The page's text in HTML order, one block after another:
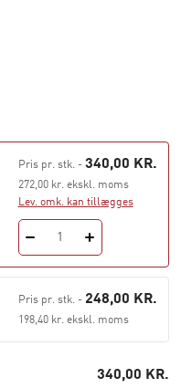
antagelser.
på Aarhus Universitet
etik og etiske
Pris pr. stk.- 340,00 KR.
272,00 kr. ekskl. moms
Lev. omk. kan tillægges
1
Pris pr. stk.- 248,00 KR.
198,40 kr. ekskl. moms
340,00 KR.